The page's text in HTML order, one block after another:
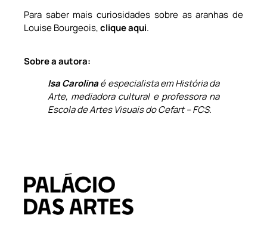
Para saber mais curiosidades sobre as aranhas de
Louise Bourgeois,clique aqui.
Sobre a autora:
Isa Carolinaé especialista em História da
Arte, mediadora cultural e professora na
Escola de Artes Visuais do Cefart – FCS.